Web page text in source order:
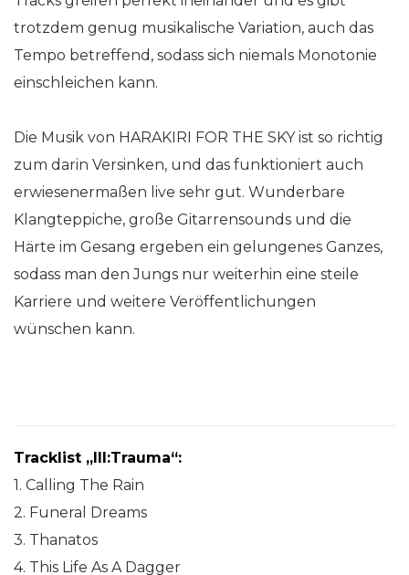
trotzdem genug musikalische Variation, auch das
Tempo betreffend, sodass sich niemals Monotonie
einschleichen kann.
Die Musik von HARAKIRI FOR THE SKY ist so richtig
zum darin Versinken, und das funktioniert auch
erwiesenermaßen live sehr gut. Wunderbare
Klangteppiche, große Gitarrensounds und die
Härte im Gesang ergeben ein gelungenes Ganzes,
sodass man den Jungs nur weiterhin eine steile
Karriere und weitere Veröffentlichungen
wünschen kann.
Tracklist „III:Trauma“:
1. Calling The Rain
2. Funeral Dreams
3. Thanatos
4. This Life As A Dagger